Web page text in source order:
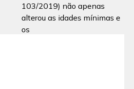
103/2019) não apenas
alterou as idades mínimas e
os